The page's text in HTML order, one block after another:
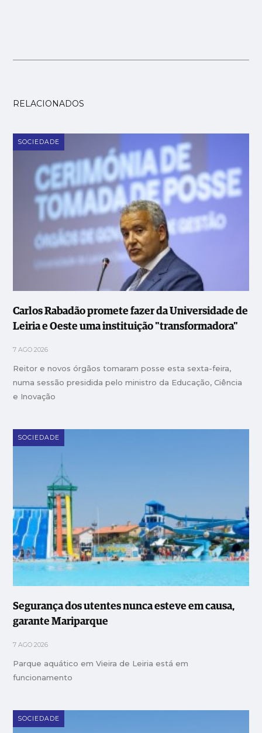
RELACIONADOS
SOCIEDADE
Carlos Rabadão promete fazer da Universidade de
Leiria e Oeste uma instituição "transformadora"
7 AGO 2026
Reitor e novos órgãos tomaram posse esta sexta-feira,
numa sessão presidida pelo ministro da Educação, Ciência
e Inovação
SOCIEDADE
Segurança dos utentes nunca esteve em causa,
garante Mariparque
7 AGO 2026
Parque aquático em Vieira de Leiria está em
funcionamento
SOCIEDADE